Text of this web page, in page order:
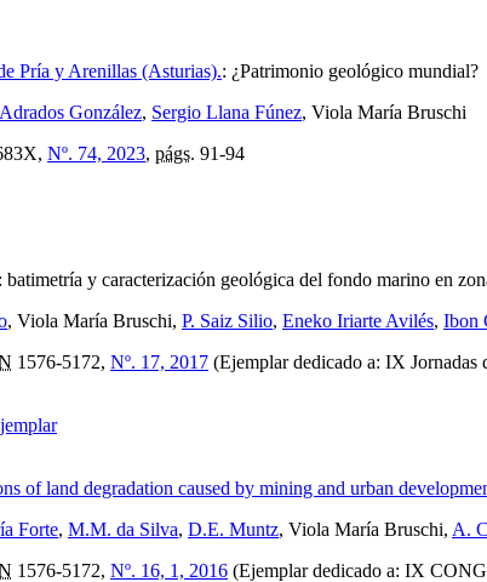
Pría y Arenillas (Asturias).: ¿Patrimonio geológico mundial?
González, Sergio Llana Fúnez, Viola María Bruschi
Nº. 74, 2023, págs. 91-94
: batimetría y caracterización geológica del fondo marino en
, Viola María Bruschi, P. Saiz Silio, Eneko Iriarte Avilés, Ibon
1576-5172, Nº. 17, 2017 (Ejemplar dedicado a: IX
of land degradation caused by mining and urban
Forte, M.M. da Silva, D.E. Muntz, Viola María Bruschi, A.
1576-5172, Nº. 16, 1, 2016 (Ejemplar dedicado a: IX